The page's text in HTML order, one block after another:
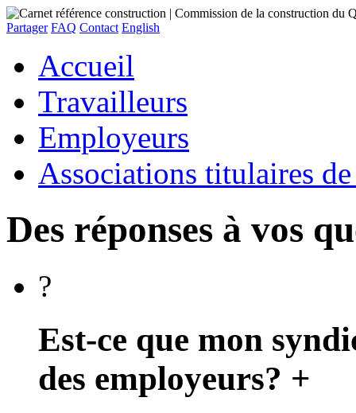
Partager FAQ Contact English
Accueil
Travailleurs
Employeurs
Associations titulaires
Des réponses à vos
?
Est-ce que mon
des employeurs? +